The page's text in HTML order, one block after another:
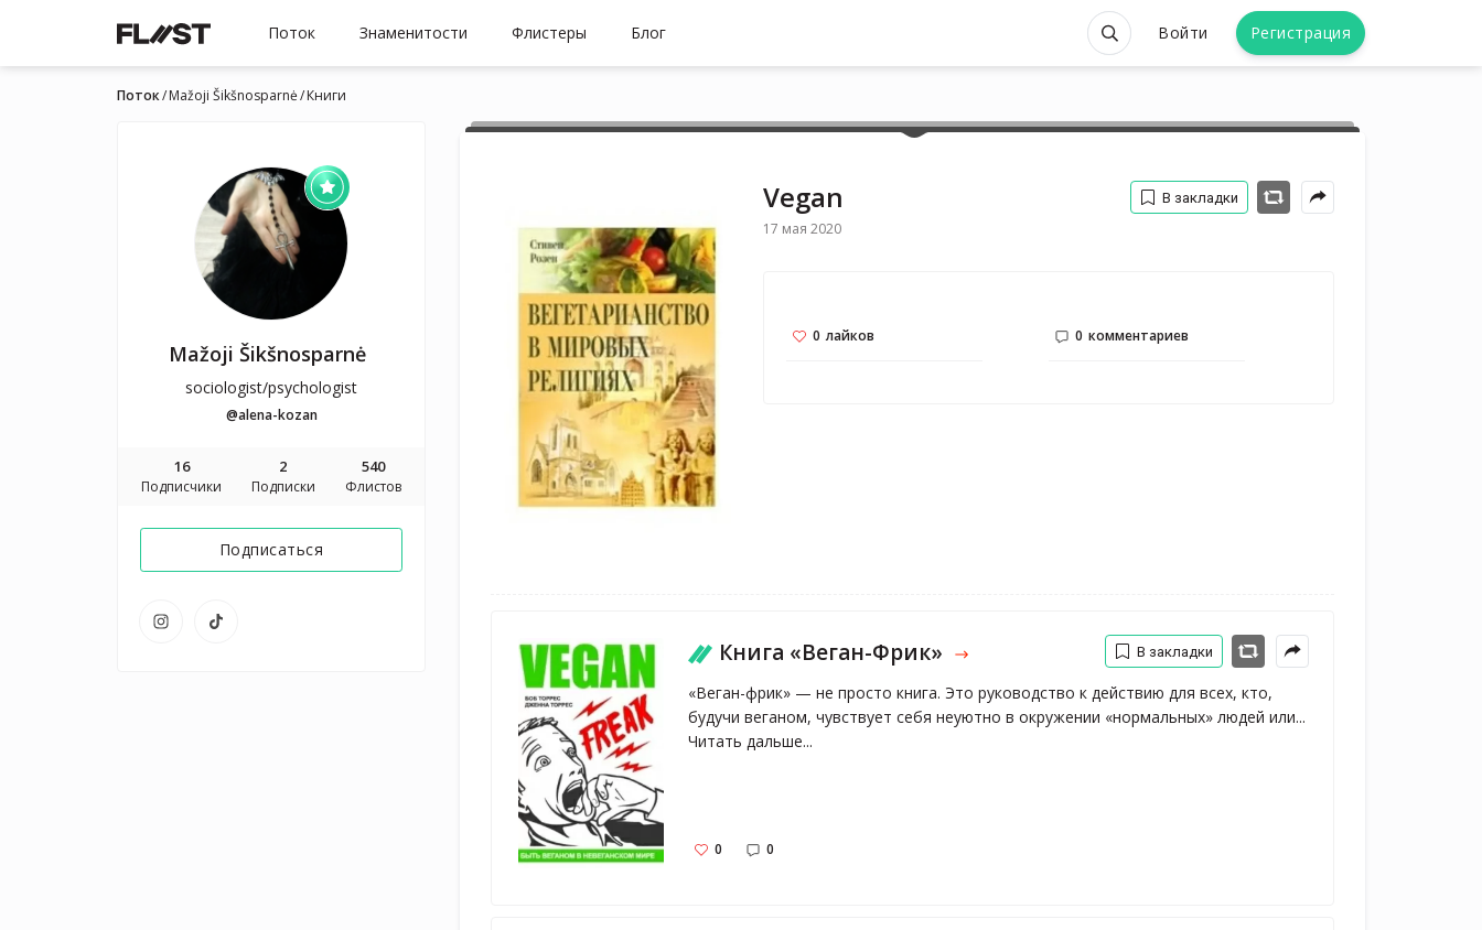
Поток Знаменитости Флистеры Блог Войти Регистрация
Поток Mažoji Šikšnosparnė Книги
Mažoji Šikšnosparnė
sociologist/psychologist
@alena-kozan
16
Подписчики
2
Подписки
540
Флистов
Подписаться
Vegan
17 мая 2020
0 лайков 0 комментариев
В закладки
Книга «Веган-Фрик»
«Веган-фрик» — не просто книга. Это руководство к действию для всех, кто,
будучи веганом, чувствует себя неуютно в окружении «нормальных» людей или...
Читать дальше...
0 0
В закладки